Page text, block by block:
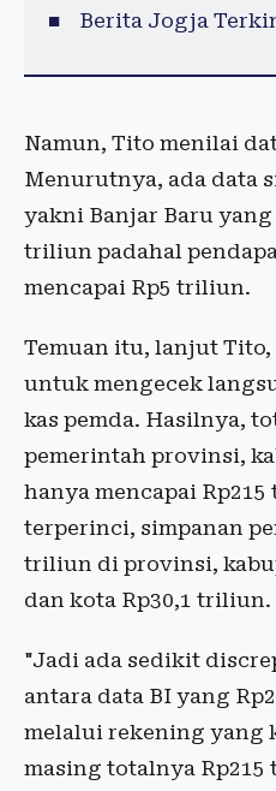
Berita Jogja
Namun, Tito menilai
Menurutnya, ada data
yakni Banjar Baru yang
triliun padahal
mencapai Rp5 triliun.
Temuan itu, lanjut
untuk mengecek
kas pemda. Hasilnya,
pemerintah provinsi,
hanya mencapai
terperinci, simpanan
triliun di provinsi,
dan kota Rp30,1 triliun.
"Jadi ada sedikit
antara data BI yang
melalui rekening yang
masing totalnya